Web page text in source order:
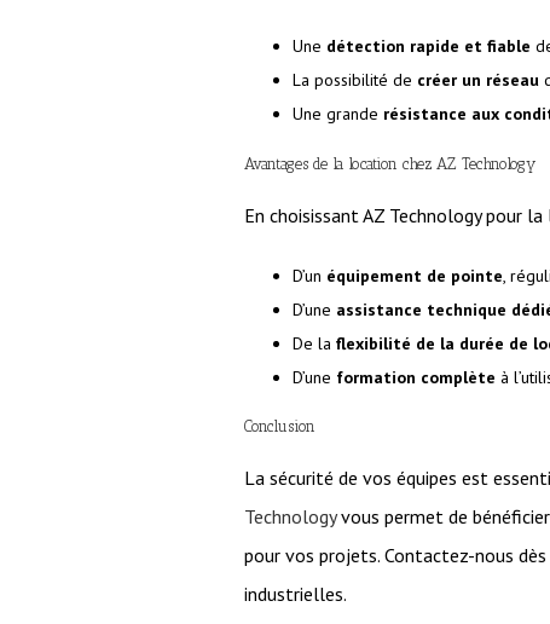
Une détection rapide et fiable
La possibilité de créer un réseau
Une grande résistance aux
Avantages de la location chez AZ Technology
En choisissant AZ Technology pour
D’un équipement de pointe,
D’une assistance technique
De la flexibilité de la durée de
D’une formation complète à
Conclusion
La sécurité de vos équipes est
Technologyvous permet de
pour vos projets. Contactez-nous
industrielles.